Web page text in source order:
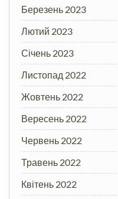
Березень 2023
Лютий 2023
Січень 2023
Листопад 2022
Жовтень 2022
Вересень 2022
Червень 2022
Травень 2022
Квітень 2022